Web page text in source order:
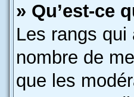
» Qu’est-ce
Les rangs qui
nombre de
que les